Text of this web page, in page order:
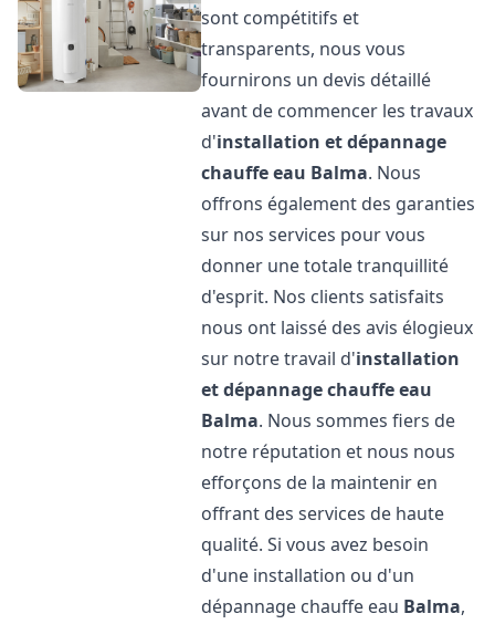
sont compétitifs et
transparents, nous vous
fournirons un devis détaillé
avant de commencer les travaux
d'installation et dépannage
chauffe eau Balma. Nous
offrons également des garanties
sur nos services pour vous
donner une totale tranquillité
d'esprit. Nos clients satisfaits
nous ont laissé des avis élogieux
sur notre travail d'installation
et dépannage chauffe eau
Balma. Nous sommes fiers de
notre réputation et nous nous
efforçons de la maintenir en
offrant des services de haute
qualité. Si vous avez besoin
d'une installation ou d'un
dépannage chauffe eau Balma,